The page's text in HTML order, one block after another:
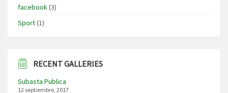
facebook(3)
Sport(1)
RECENT GALLERIES
Subasta Publica
12 septiembre, 2017